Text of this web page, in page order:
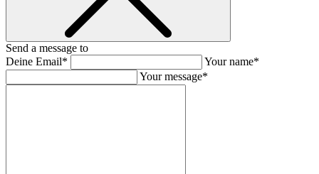
Send a message to
Deine Email*
Your name*
Your message*